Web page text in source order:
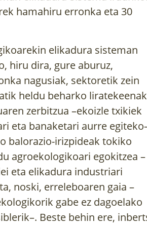
hamahiru erronka eta 30
elikadura sisteman
hiru dira, gure aburuz,
nagusiak, sektoretik zein
heldu beharko
zerbitzua –ekoizle txikiek
eta banaketari aurre
balorazio-irizpideak tokiko
agroekologikoari egokitzea –
eta elikadura industriari
noski, erreleboaren gaia –
gabe ez dagoelako
Beste behin ere,